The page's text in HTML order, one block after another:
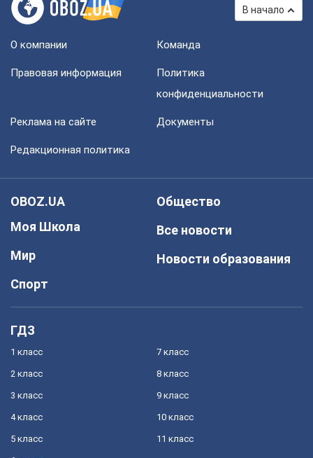
В начало
О компании Команда
Правовая информация
Политика
конфиденциальности
Реклама на сайте Документы
Редакционная политика
OBOZ.UA
Моя Школа
Мир
Спорт
Общество
Все новости
Новости образования
ГДЗ
1 класс
2 класс
3 класс
4 класс
5 класс
7 класс
8 класс
9 класс
10 класс
11 класс